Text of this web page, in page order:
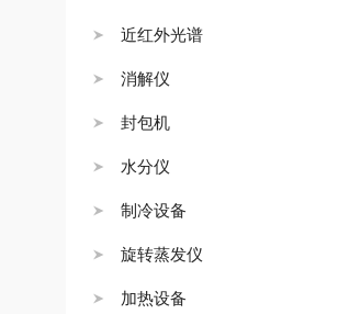
近红外光谱
消解仪
封包机
水分仪
制冷设备
旋转蒸发仪
加热设备